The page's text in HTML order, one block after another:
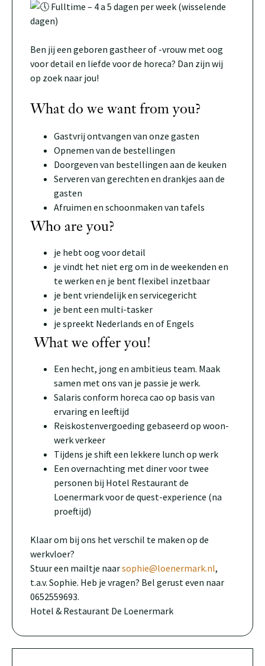
Fulltime – 4 a 5 dagen per week (wisselende
dagen)
Ben jij een geboren gastheer of -vrouw met oog
voor detail en liefde voor de horeca? Dan zijn wij
op zoek naar jou!
What do we want from you?
Gastvrij ontvangen van onze gasten
Opnemen van de bestellingen
Doorgeven van bestellingen aan de keuken
Serveren van gerechten en drankjes aan de
gasten
Afruimen en schoonmaken van tafels
Who are you?
je hebt oog voor detail
je vindt het niet erg om in de weekenden en
te werken en je bent flexibel inzetbaar
je bent vriendelijk en servicegericht
je bent een multi-tasker
je spreekt Nederlands en of Engels
What we offer you!
Een hecht, jong en ambitieus team. Maak
samen met ons van je passie je werk.
Salaris conform horeca cao op basis van
ervaring en leeftijd
Reiskostenvergoeding gebaseerd op woon-
werk verkeer
Tijdens je shift een lekkere lunch op werk
Een overnachting met diner voor twee
personen bij Hotel Restaurant de
Loenermark voor de quest-experience (na
proeftijd)
Klaar om bij ons het verschil te maken op de
werkvloer?
Stuur een mailtje naarsophie@loenermark.nl,
t.a.v. Sophie. Heb je vragen? Bel gerust even naar
0652559693.
Hotel & Restaurant De Loenermark